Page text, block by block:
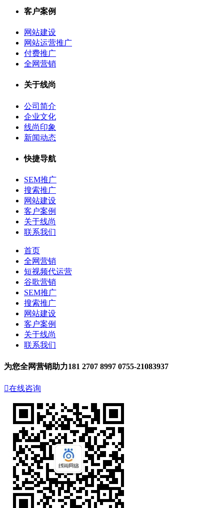
客户案例
网站建设
网站运营推广
付费推广
全网营销
关于线尚
公司简介
企业文化
线尚印象
新闻动态
快捷导航
SEM推广
搜索推广
网站建设
客户案例
关于线尚
联系我们
首页
全网营销
短视频代运营
谷歌营销
SEM推广
搜索推广
网站建设
客户案例
关于线尚
联系我们
为您全网营销助力181 2707 8997 0755-21083937
在线咨询